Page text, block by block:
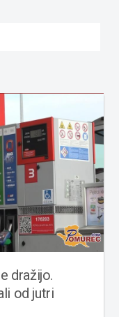
dražijo.
od jutri